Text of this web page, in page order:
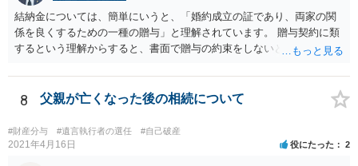
結納金については、簡単にいうと、「婚約成立の証であり、両家の関
係を良くするための一種の贈与」と理解されています。 贈与契約に類
するという理解からすると、書面で贈与の約束をしないと相手方は支
ことは困難です。 くれぐれも今後お気をつけください。 弁護士に対応
を依頼されるのも悪くはありませんが、感情的な理由が強いと思いま
8 父親が亡くなった後の相続について
#財産分与 #遺言執行者の選任 #自己破産
2021年4月16日 役にたった 2